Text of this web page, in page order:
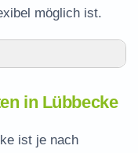
möglich ist.
in Lübbecke
beantragen
in Lübbecke
ist je nach